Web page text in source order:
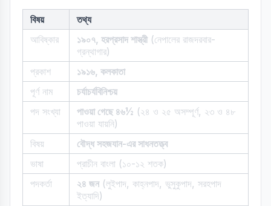
বিষয়
তথ্য
আবিষ্কার
১৯০৭, হরপ্রসাদ শাস্ত্রী (নেপালের রাজদরবার-
গ্রন্থাগার)
প্রকাশ
১৯১৬, কলকাতা
পূর্ণ নাম
চর্যাচর্যবিনিশ্চয়
পদ সংখ্যা
পাওয়া গেছে ৪৬½ (২৪ ও ২৫ অসম্পূর্ণ, ২৩ ও ৪৮
পাওয়া যায়নি)
বিষয়
বৌদ্ধ সহজযান-এর সাধনতত্ত্ব
ভাষা
প্রাচীন বাংলা (১০-১২ শতক)
পদকর্তা
২৪ জন(লুইপাদ, কাহ্নপাদ, ভুসুকুপাদ, সরহপাদ
ইত্যাদি)